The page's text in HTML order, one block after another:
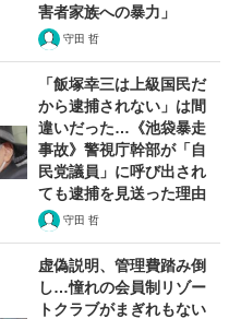
害者家族への暴力」
守田 哲
「飯塚幸三は上級国民だ
から逮捕されない」は間
違いだった…《池袋暴走
事故》警視庁幹部が「自
民党議員」に呼び出され
ても逮捕を見送った理由
守田 哲
虚偽説明、管理費踏み倒
し…憧れの会員制リゾー
トクラブがまぎれもない